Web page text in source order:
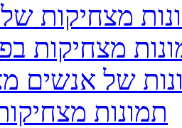
מצחיקות
מצחיקות
של אנשים
תמונות